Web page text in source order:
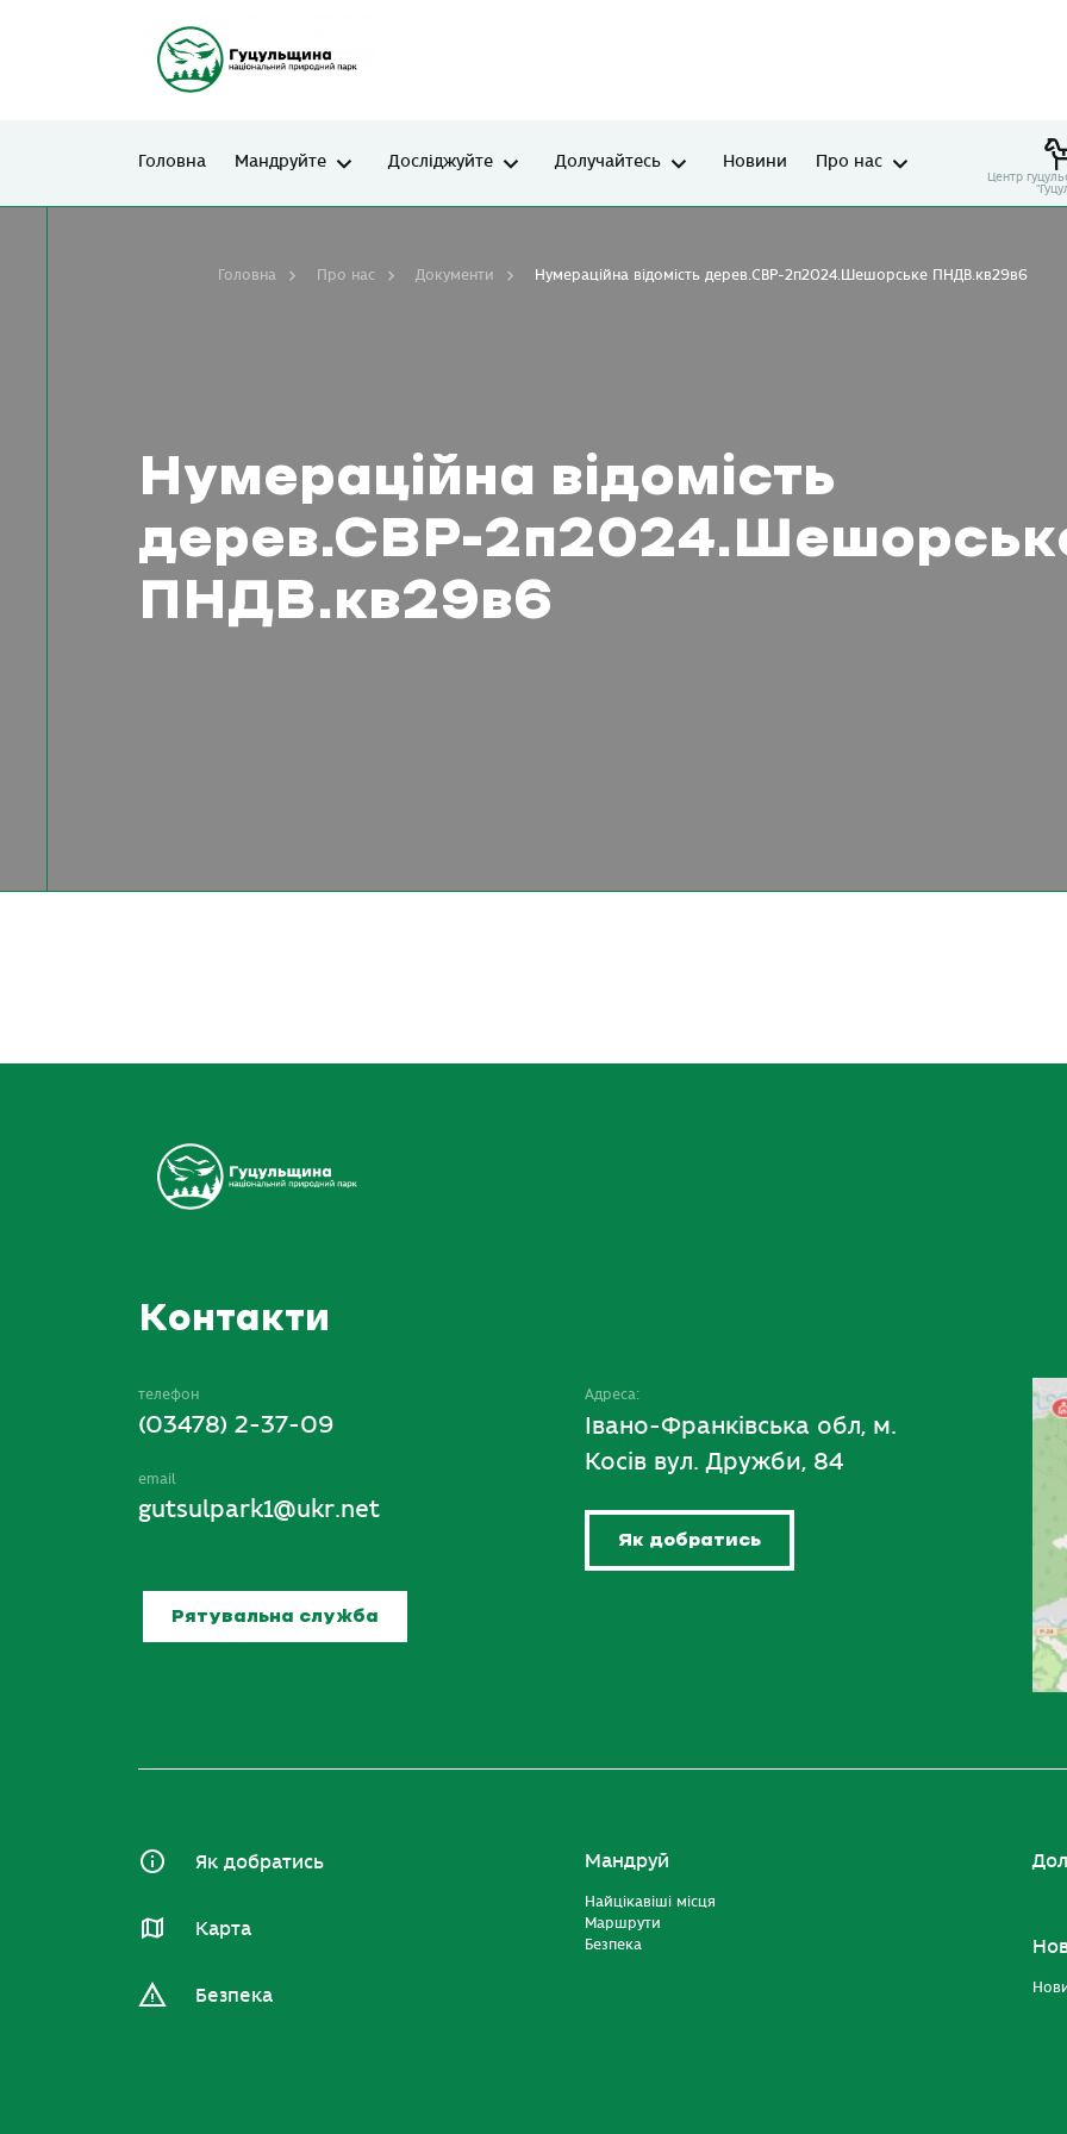
Головна Мандруйте Досліджуйте Долучайтесь Новини Про нас
Центр
Нумераційна відомість
дерев.СВР-
ПНДВ.кв29в6
Головна Про нас Документи Нумераційна відомість дерев.СВР-2п2024.Шешорське ПНДВ.кв29в6
Контакти
телефон
(03478) 2-37-09
email
gutsulpark1@ukr.net
Рятувальна служба
Адреса:
Івано-Франківська обл, м.
Косів вул. Дружби, 84
Як добратись
Як добратись
Карта
Безпека
Мандруй
Найцікавіші місця
Маршрути
Безпека